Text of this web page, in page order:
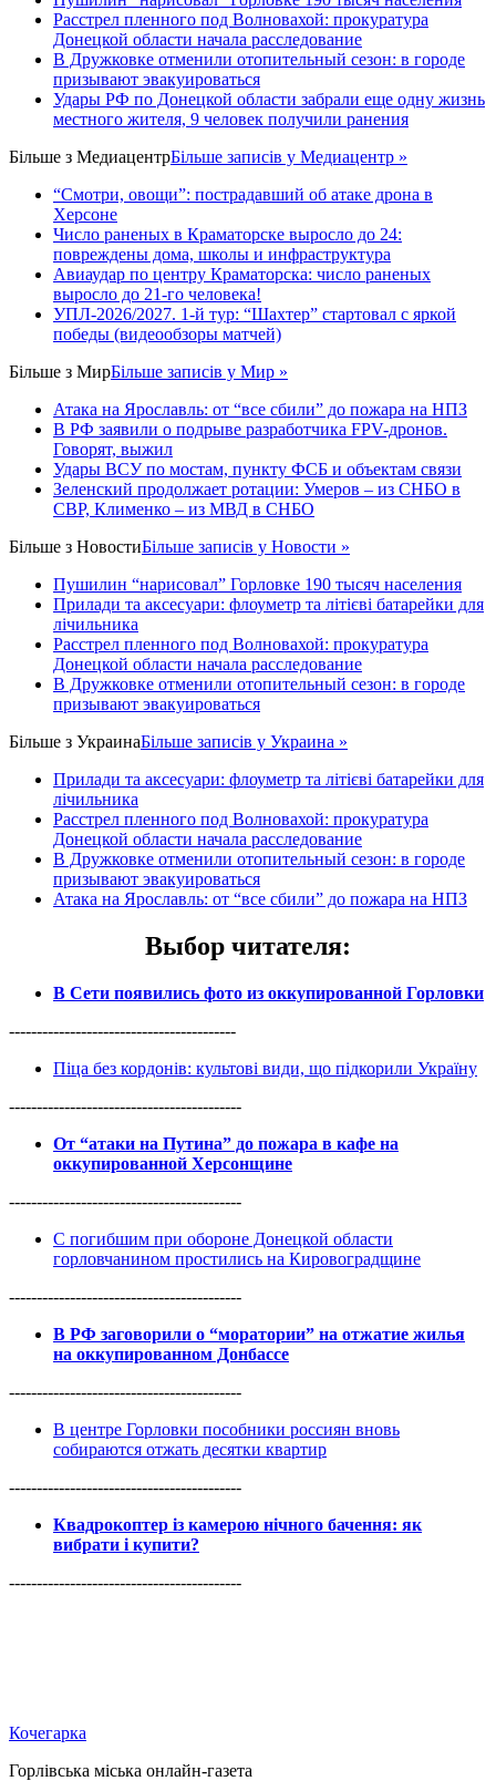
Расстрел пленного под Волновахой: прокуратура
Донецкой области начала расследование
В Дружковке отменили отопительный сезон: в городе
призывают эвакуироваться
Удары РФ по Донецкой области забрали еще одну жизнь
местного жителя, 9 человек получили ранения
Більше з МедиацентрБільше записів у Медиацентр »
“Смотри, овощи”: пострадавший об атаке дрона в
Херсоне
Число раненых в Краматорске выросло до 24:
повреждены дома, школы и инфраструктура
Авиаудар по центру Краматорска: число раненых
выросло до 21-го человека!
УПЛ-2026/2027. 1-й тур: “Шахтер” стартовал с яркой
победы (видеообзоры матчей)
Більше з МирБільше записів у Мир »
Атака на Ярославль: от “все сбили” до пожара на НПЗ
В РФ заявили о подрыве разработчика FPV-дронов.
Говорят, выжил
Удары ВСУ по мостам, пункту ФСБ и объектам связи
Зеленский продолжает ротации: Умеров – из СНБО в
СВР, Клименко – из МВД в СНБО
Більше з НовостиБільше записів у Новости »
Пушилин “нарисовал” Горловке 190 тысяч населения
Прилади та аксесуари: флоуметр та літієві батарейки для
лічильника
Расстрел пленного под Волновахой: прокуратура
Донецкой области начала расследование
В Дружковке отменили отопительный сезон: в городе
призывают эвакуироваться
Більше з УкраинаБільше записів у Украина »
Прилади та аксесуари: флоуметр та літієві батарейки для
лічильника
Расстрел пленного под Волновахой: прокуратура
Донецкой области начала расследование
В Дружковке отменили отопительный сезон: в городе
призывают эвакуироваться
Атака на Ярославль: от “все сбили” до пожара на НПЗ
Выбор читателя:
В Сети появились фото из оккупированной Горловки
-----------------------------------------
Піца без кордонів: культові види, що підкорили Україну
------------------------------------------
От “атаки на Путина” до пожара в кафе на
оккупированной Херсонщине
------------------------------------------
С погибшим при обороне Донецкой области
горловчанином простились на Кировоградщине
------------------------------------------
В РФ заговорили о “моратории” на отжатие жилья
на оккупированном Донбассе
------------------------------------------
В центре Горловки пособники россиян вновь
собираются отжать десятки квартир
------------------------------------------
Квадрокоптер із камерою нічного бачення: як
вибрати і купити?
------------------------------------------
Кочегарка
Горлівська міська онлайн-газета